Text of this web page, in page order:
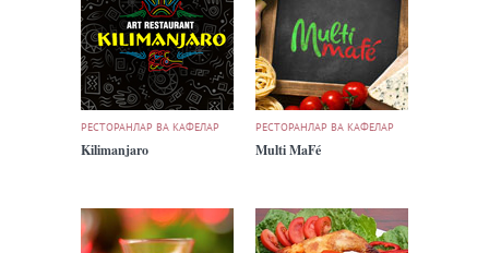
РЕСТОРАНЛАР ВА КАФЕЛАР
Kilimanjaro
РЕСТОРАНЛАР ВА КАФЕЛАР
Multi MaFé